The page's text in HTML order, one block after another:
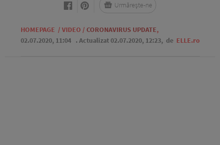
HOMEPAGE / VIDEO / CORONAVIRUS UPDATE,
02.07.2020, 11:04 . Actualizat 02.07.2020, 12:23, de ELLE.ro
Urmărește-ne